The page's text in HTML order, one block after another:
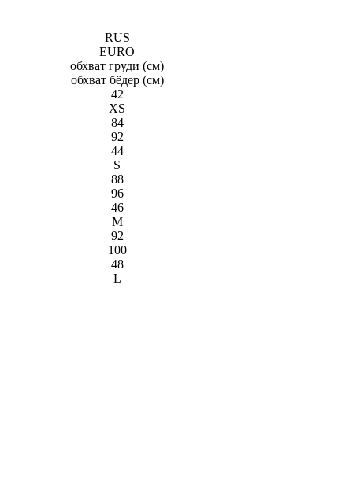
RUS
EURO
обхват груди (см)
обхват бёдeр (см)
42
XS
84
92
44
S
88
96
46
M
92
100
48
L